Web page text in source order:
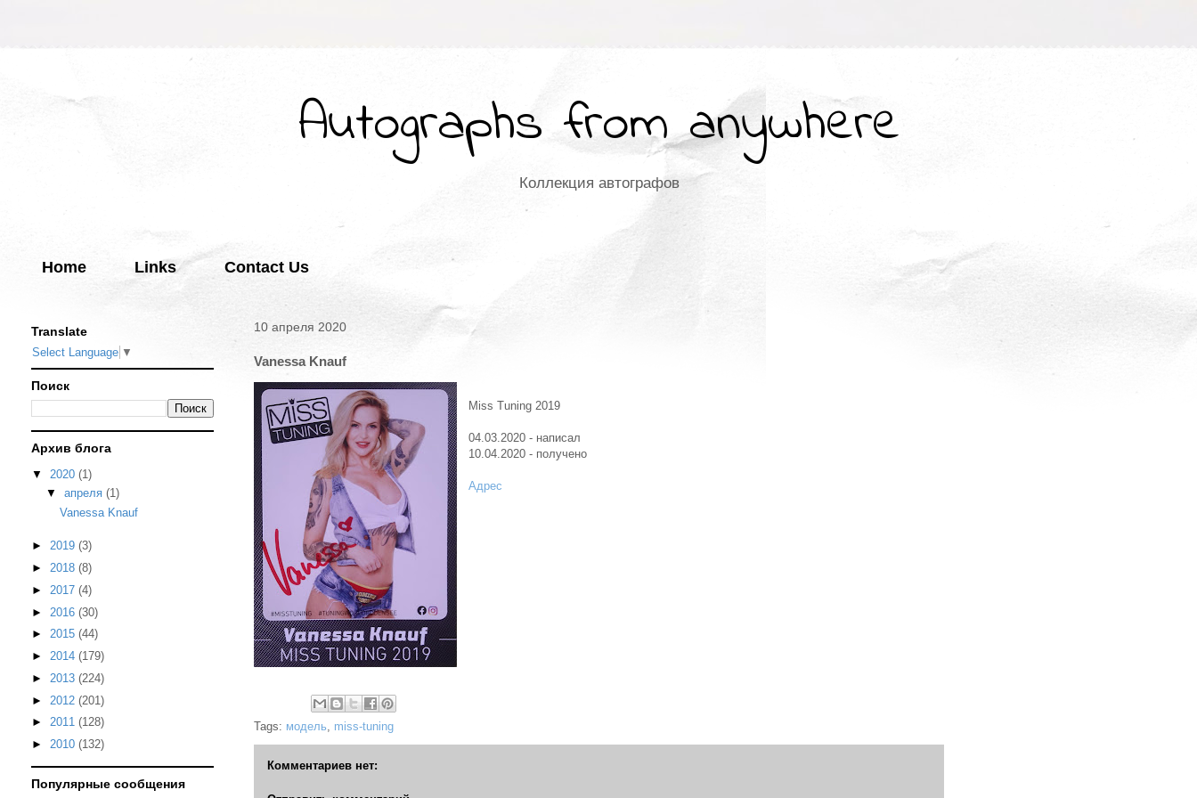
Autographs from anywhere
Коллекция автографов
Home Links Contact Us
10 апреля 2020
Vanessa Knauf
Miss Tuning 2019
04.03.2020 - написал
10.04.2020 - получено
Адрес
Tags: модель, miss-tuning
Комментариев нет:
Translate
Select Language ▼
Поиск
Архив блога
▼ 2020 (1)
▼ апреля (1)
Vanessa Knauf
► 2019 (3)
► 2018 (8)
► 2017 (4)
► 2016 (30)
► 2015 (44)
► 2014 (179)
► 2013 (224)
► 2012 (201)
► 2011 (128)
► 2010 (132)
Популярные сообщения